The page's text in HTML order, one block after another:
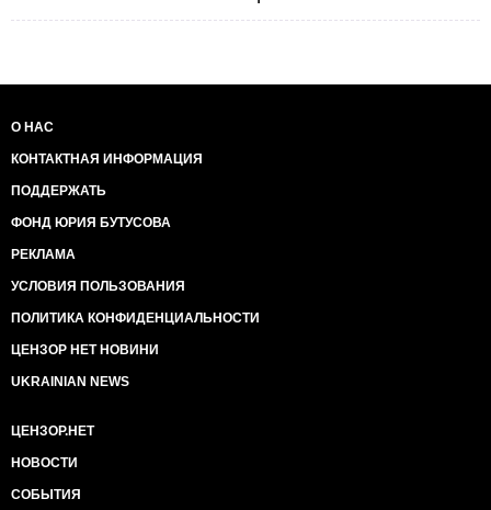
О НАС
КОНТАКТНАЯ ИНФОРМАЦИЯ
ПОДДЕРЖАТЬ
ФОНД ЮРИЯ БУТУСОВА
РЕКЛАМА
УСЛОВИЯ ПОЛЬЗОВАНИЯ
ПОЛИТИКА КОНФИДЕНЦИАЛЬНОСТИ
ЦЕНЗОР НЕТ НОВИНИ
UKRAINIAN NEWS
ЦЕНЗОР.НЕТ
НОВОСТИ
СОБЫТИЯ